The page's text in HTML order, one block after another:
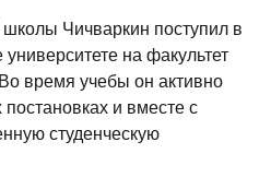
Чичваркин поступил в
на факультет
Во время учебы он активно
и вместе с
студенческую